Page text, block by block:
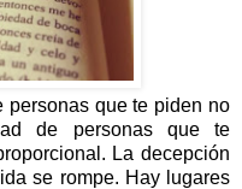
personas que te piden no
de personas que te
La decepción
se rompe. Hay lugares